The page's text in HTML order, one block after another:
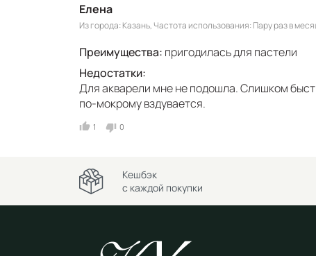
Елена
Из города Казань Частота использования Пару раз в
Преимущества: пригодилась для пастели
Недостатки:
Для акварели мне не подошла. Слишком
по-мокрому вздувается.
1 0
Кешбэк
с каждой покупки